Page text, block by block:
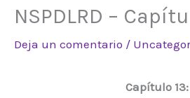
NSPDLRD –
Deja un comentario /
Capítulo 13: